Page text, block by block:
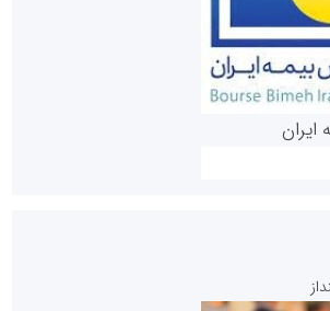
ملی مسکن
ایران